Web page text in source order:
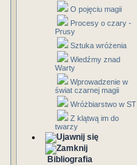
O pojęciu magii
Procesy o czary -
Prusy
Sztuka wróżenia
Wiedźmy znad
Warty
Wprowadzenie w
świat czarnej magii
Wróżbiarstwo w ST
Z klątwą im do
twarzy
Bibliografia